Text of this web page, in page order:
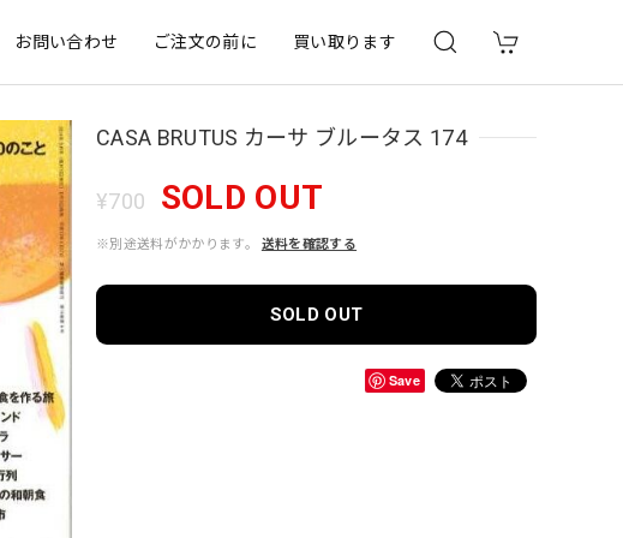
お問い合わせ ご注文の前に 買い取ります
CASA BRUTUS カーサ ブルータス 174
¥700 SOLD OUT
※別途送料がかかります。 送料を確認する
SOLD OUT
Save